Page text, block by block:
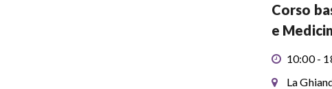
Corso
e
10:00 -
La